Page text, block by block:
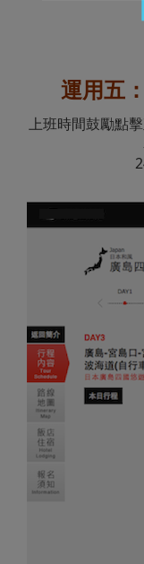
運用五
上班時間鼓勵點